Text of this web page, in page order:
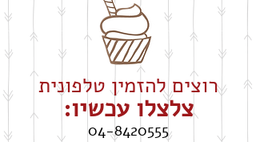
רוצים להזמין טלפונית
צלצלו עכשיו:
04-8420555